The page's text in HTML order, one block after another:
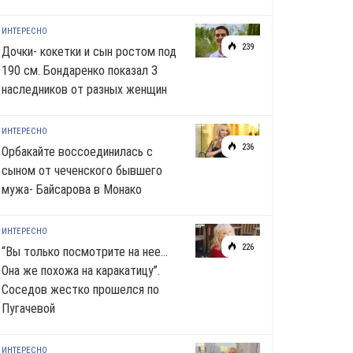
239
ИНТЕРЕСНО
Дочки- кокетки и сын ростом под
190 см. Бондаренко показал 3
наследников от разных женщин
236
ИНТЕРЕСНО
Орбакайте воссоединилась с
сыном от чеченского бывшего
мужа- Байсарова в Монако
226
ИНТЕРЕСНО
“Вы только посмотрите на нее…
Она же похожа на каракатицу”.
Соседов жестко прошелся по
Пугачевой
ИНТЕРЕСНО